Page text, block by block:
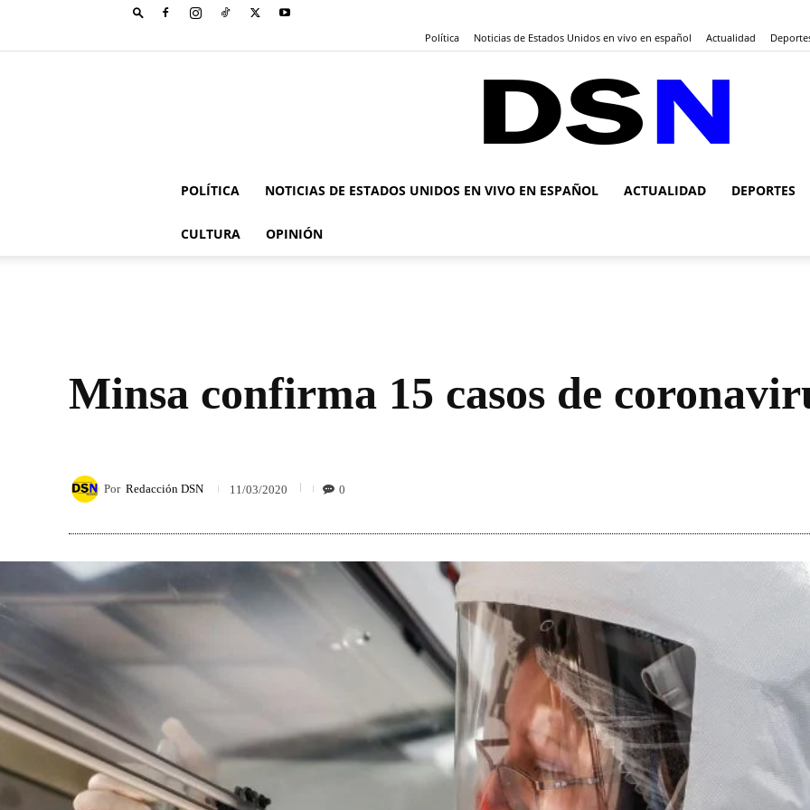
Política Noticias de Estados Unidos en vivo en español Actualidad
POLÍTICA NOTICIAS DE ESTADOS UNIDOS EN VIVO EN ESPAÑOL ACTUALIDAD DEPORTES
CULTURA OPINIÓN
Minsa confirma 15 casos de
Por Redacción DSN 11/03/2020 0